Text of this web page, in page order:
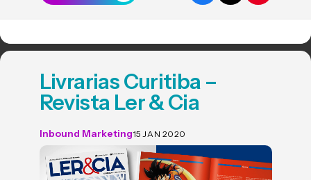
Livrarias Curitiba –
Revista Ler & Cia
Inbound Marketing15 JAN 2020